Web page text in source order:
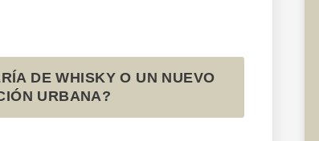
DE WHISKY O UN NUEVO
URBANA?